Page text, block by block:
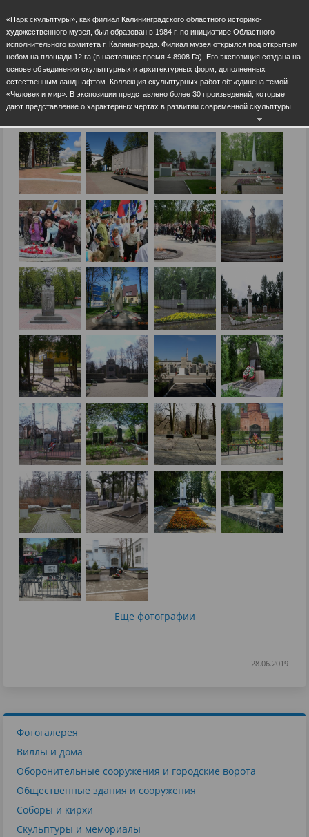
Еще фотографии
28.06.2019
Фотогалерея
Виллы и дома
Оборонительные сооружения и городские ворота
Общественные здания и сооружения
Соборы и кирхи
Скульптуры и мемориалы
«Парк скульптуры», как филиал Калининградского областного историко-
художественного музея, был образован в 1984 г. по инициативе Областного
исполнительного комитета г. Калининграда. Филиал музея открылся под открытым
небом на площади 12 га (в настоящее время 4,8908 Га). Его экспозиция создана на
основе объединения скульптурных и архитектурных форм, дополненных
естественным ландшафтом. Коллекция скульптурных работ объединена темой
«Человек и мир». В экспозиции представлено более 30 произведений, которые
дают представление о характерных чертах в развитии современной скульптуры.